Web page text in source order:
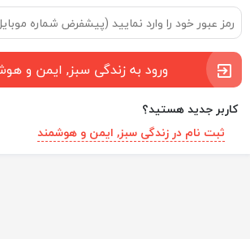
ورود به زندگی سبز, ایمن و
کاربر جدید هستید؟
ثبت نام در زندگی سبز, ایمن و هوشمند